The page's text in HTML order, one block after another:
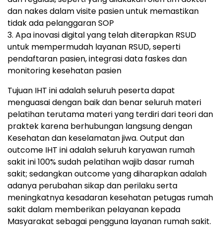
dan nakes dalam visite pasien untuk memastikan
tidak ada pelanggaran SOP
3. Apa inovasi digital yang telah diterapkan RSUD
untuk mempermudah layanan RSUD, seperti
pendaftaran pasien, integrasi data faskes dan
monitoring kesehatan pasien
Tujuan IHT ini adalah seluruh peserta dapat
menguasai dengan baik dan benar seluruh materi
pelatihan terutama materi yang terdiri dari teori dan
praktek karena berhubungan langsung dengan
Kesehatan dan keselamatan jiwa. Output dan
outcome IHT ini adalah seluruh karyawan rumah
sakit ini 100% sudah pelatihan wajib dasar rumah
sakit; sedangkan outcome yang diharapkan adalah
adanya perubahan sikap dan perilaku serta
meningkatnya kesadaran kesehatan petugas rumah
sakit dalam memberikan pelayanan kepada
Masyarakat sebagai pengguna layanan rumah sakit.